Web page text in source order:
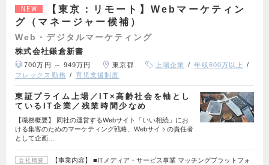
NEW
【東京：リモート】Webマーケティン
グ（マネージャー候補）
Web・デジタルマーケティング
株式会社鎌倉新書
700万円 ～ 949万円 東京都 上場企業
年収600万以上
フレックス勤務
育児支援制度
東証プライム上場／IT×高齢社会を軸とし
ているIT企業／残業時間少なめ
【職務概要】 同社の運営するWebサイト「いい相続」にお
ける集客のためのマーケティング戦略、Webサイトの責任者
として企画…
会社概要
【事業内容】 ■ITメディア・サービス事業 マッチングプラットフォ